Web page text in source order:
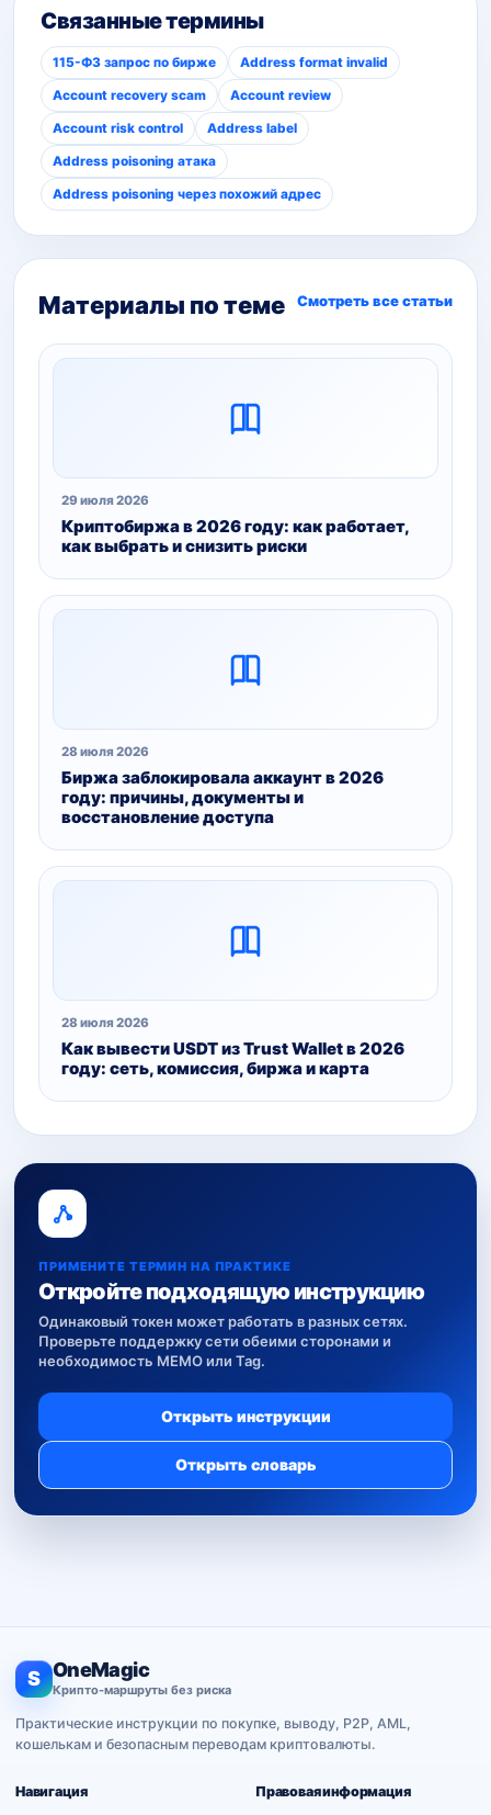
Связанные термины
115-ФЗ запрос по бирже Address format invalid
Account recovery scam Account review
Account risk control Address label
Address poisoning атака
Address poisoning через похожий адрес
Материалы по теме Смотреть все статьи
29 июля 2026
Криптобиржа в 2026 году: как работает,
как выбрать и снизить риски
28 июля 2026
Биржа заблокировала аккаунт в 2026
году: причины, документы и
восстановление доступа
28 июля 2026
Как вывести USDT из Trust Wallet в 2026
году: сеть, комиссия, биржа и карта
ПРИМЕНИТЕ ТЕРМИН НА ПРАКТИКЕ
Откройте подходящую инструкцию
Одинаковый токен может работать в разных сетях.
Проверьте поддержку сети обеими сторонами и
необходимость MEMO или Tag.
Открыть инструкции
Открыть словарь
S OneMagic
Крипто-маршруты без риска
Практические инструкции по покупке, выводу, P2P, AML,
кошелькам и безопасным переводам криптовалюты.
Навигация
Правовая информация